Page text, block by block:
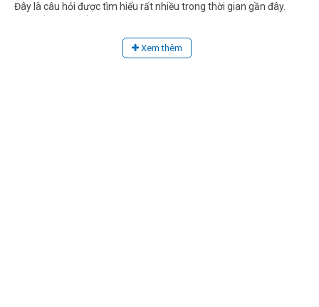
Đây là câu hỏi được tìm hiểu rất nhiều trong thời gian gần đây.
Xem thêm